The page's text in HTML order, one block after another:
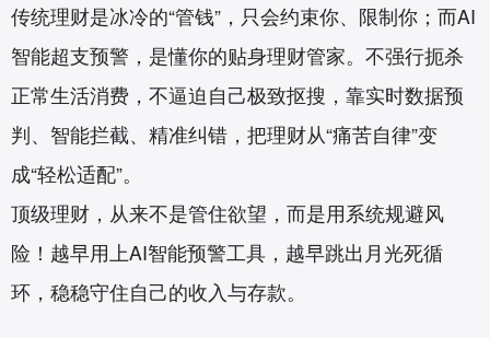
传统理财是冰冷的“管钱”，只会约束你、限制你；而AI
智能超支预警，是懂你的贴身理财管家。不强行扼杀
正常生活消费，不逼迫自己极致抠搜，靠实时数据预
判、智能拦截、精准纠错，把理财从“痛苦自律”变
成“轻松适配”。
顶级理财，从来不是管住欲望，而是用系统规避风
险！越早用上AI智能预警工具，越早跳出月光死循
环，稳稳守住自己的收入与存款。